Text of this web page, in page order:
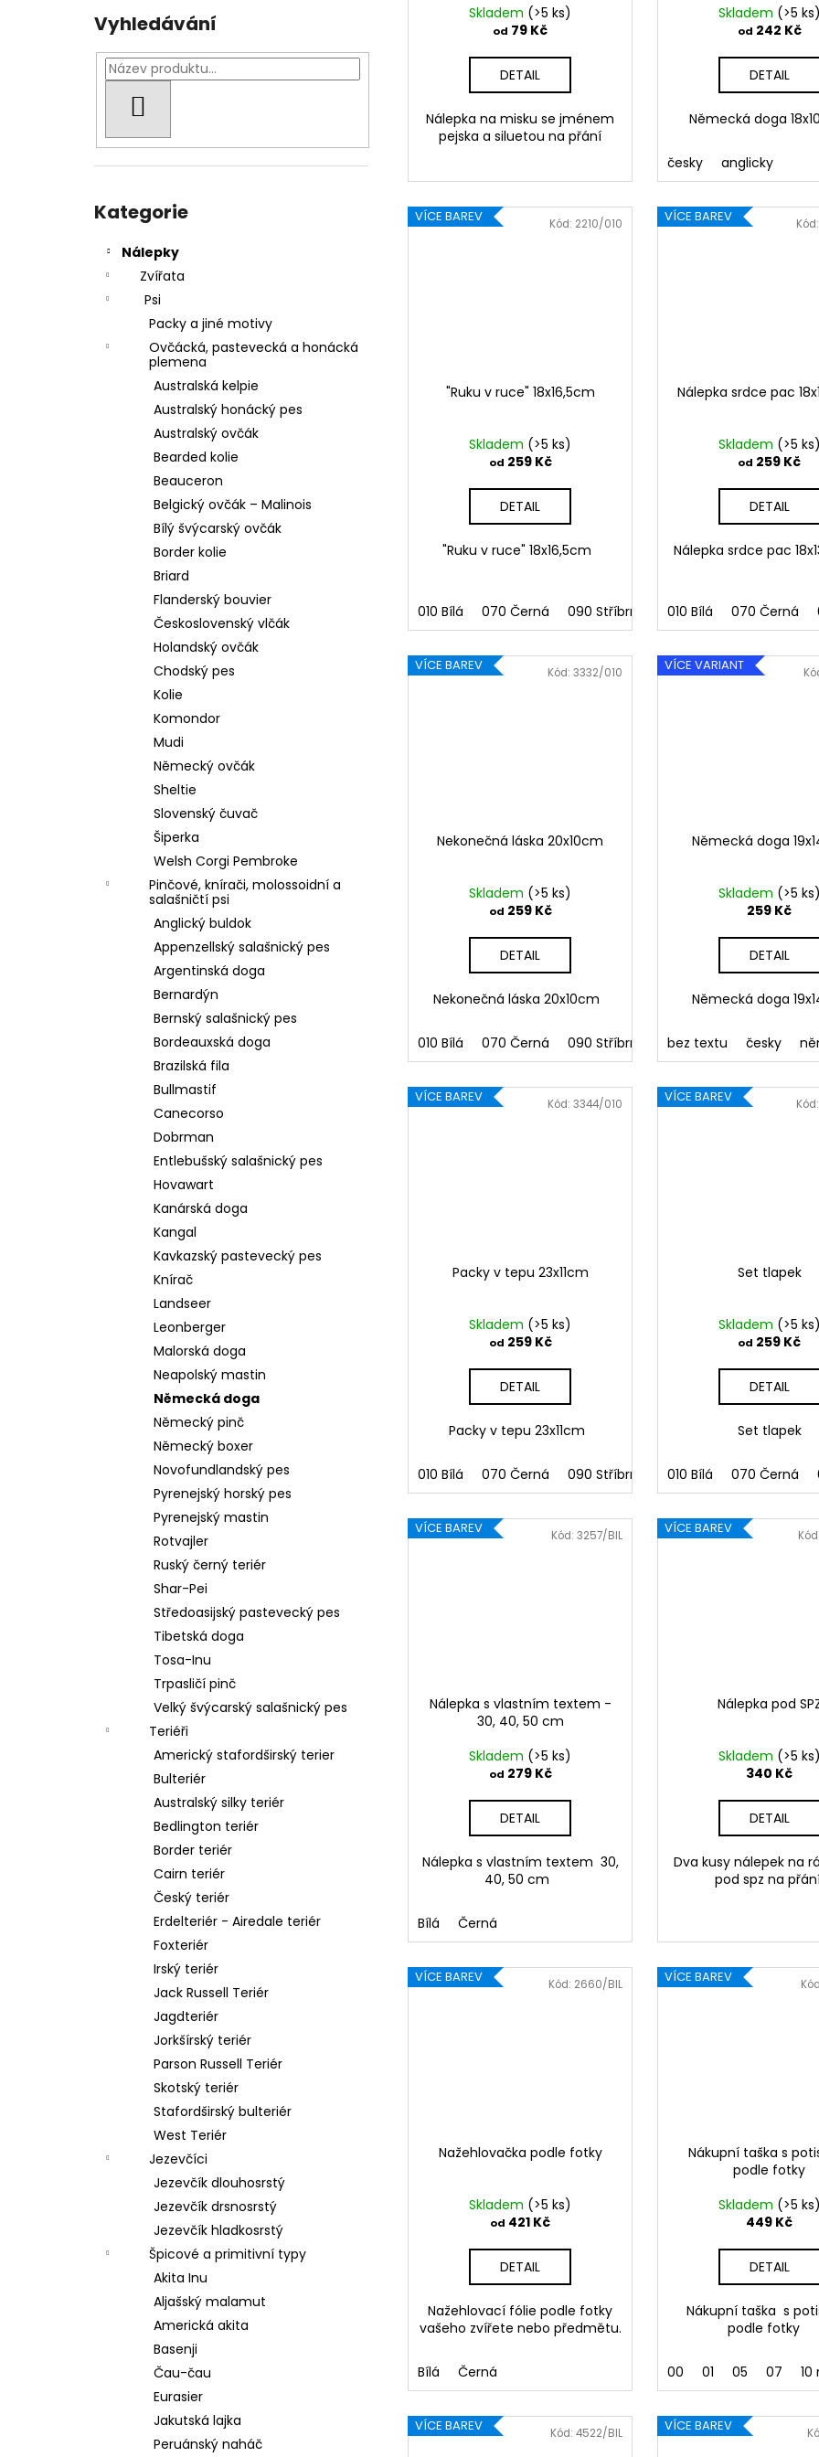
Vyhledávání
kategorie
Kategorie
Nálepky
Zvířata
Psi
Packy a jiné motivy
Ovčácká, pastevecká a honácká
plemena
Australská kelpie
Australský honácký pes
Australský ovčák
Bearded kolie
Beauceron
Belgický ovčák – Malinois
Bílý švýcarský ovčák
Border kolie
Briard
Flanderský bouvier
Československý vlčák
Holandský ovčák
Chodský pes
Kolie
Komondor
Mudi
Německý ovčák
Sheltie
Slovenský čuvač
Šiperka
Welsh Corgi Pembroke
Pinčové, knírači, molossoidní a
salašničtí psi
Anglický buldok
Appenzellský salašnický pes
Argentinská doga
Bernardýn
Bernský salašnický pes
Bordeauxská doga
Brazilská fila
Bullmastif
Canecorso
Dobrman
Entlebušský salašnický pes
Hovawart
Kanárská doga
Kangal
Kavkazský pastevecký pes
Knírač
Landseer
Leonberger
Malorská doga
Neapolský mastin
Německá doga
Německý pinč
Německý boxer
Novofundlandský pes
Pyrenejský horský pes
Pyrenejský mastin
Rotvajler
Ruský černý teriér
Shar-Pei
Středoasijský pastevecký pes
Tibetská doga
Tosa-Inu
Trpasličí pinč
Velký švýcarský salašnický pes
Teriéři
Americký stafordširský terier
Bulteriér
Australský silky teriér
Bedlington teriér
Border teriér
Cairn teriér
Český teriér
Erdelteriér - Airedale teriér
Foxteriér
Irský teriér
Jack Russell Teriér
Jagdteriér
Jorkšírský teriér
Parson Russell Teriér
Skotský teriér
Stafordširský bulteriér
West Teriér
Jezevčíci
Jezevčík dlouhosrstý
Jezevčík drsnosrstý
Jezevčík hladkosrstý
Špicové a primitivní typy
Akita Inu
Aljašský malamut
Americká akita
Basenji
Čau-čau
Eurasier
Jakutská lajka
Peruánský naháč
Skladem (>5 ks)
od 79 Kč
DETAIL
Nálepka na misku se jménem
pejska a siluetou na přání
Skladem (>5 ks)
od 242 Kč
DETAIL
Německá doga
česky anglicky
VÍCE BAREV
"Ruku v ruce" 18x16,5cm
Skladem (>5 ks)
od 259 Kč
DETAIL
"Ruku v ruce" 18x16,5cm
010 Bílá 070 Černá 090 Stříbrná 091 Zlatá 032
Kód: 2210/010 VÍCE BAREV
Nálepka srdce pac
Skladem (>5 ks)
od 259 Kč
DETAIL
Nálepka srdce pac
010 Bílá 070 Černá
Kód:
VÍCE BAREV
Nekonečná láska 20x10cm
Skladem (>5 ks)
od 259 Kč
DETAIL
Nekonečná láska 20x10cm
010 Bílá 070 Černá 090 Stříbrná 091 Zlatá 032
Kód:3332/010 VÍCE VARIANT
Německá doga
Skladem (>5 ks)
259 Kč
DETAIL
Německá doga
bez textu česky
VÍCE BAREV
Packy v tepu 23x11cm
Skladem (>5 ks)
od 259 Kč
DETAIL
Packy v tepu 23x11cm
010 Bílá 070 Černá 090 Stříbrná 091 Zlatá 032
Kód:3344/010 VÍCE BAREV
Set tlapek
Skladem (>5 ks)
od 259 Kč
DETAIL
Set tlapek
010 Bílá 070 Černá
Kód:
VÍCE BAREV
Nálepka s vlastním textem -
30, 40, 50 cm
Skladem (>5 ks)
od 279 Kč
DETAIL
Nálepka s vlastním textem 30,
40, 50 cm
Bílá Černá
Kód:3257/BIL VÍCE BAREV
Nálepka pod
Skladem (>5 ks)
340 Kč
DETAIL
Dva kusy nálepek na
pod spz na
Kód:
VÍCE BAREV
Nažehlovačka podle fotky
Skladem (>5 ks)
od 421 Kč
DETAIL
Nažehlovací fólie podle fotky
vašeho zvířete nebo předmětu.
Bílá Černá
Kód: 2660/BIL VÍCE BAREV
Nákupní taška s
podle fotky
Skladem (>5 ks)
449 Kč
DETAIL
Nákupní taška s
podle fotky
00 01 05 07
VÍCE BAREV Kód:4522/BIL VÍCE BAREV